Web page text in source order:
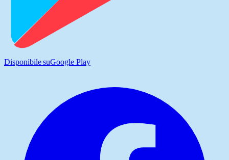
Disponibile suGoogle Play